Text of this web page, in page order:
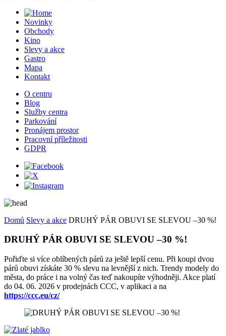
Novinky
Obchody
Kino
Slevy a akce
Gastro
Mapa
Kontakt
O centru
Blog
Služby centra
Parkování
Pronájem prostor
Pracovní příležitosti
GDPR
Domů Slevy a akce DRUHÝ PÁR OBUVI SE SLEVOU –30 %!
DRUHÝ PÁR OBUVI SE SLEVOU –30 %!
Pořiďte si více oblíbených párů za ještě lepší cenu. Při koupi dvou
párů obuvi získáte 30 % slevu na levnější z nich. Trendy modely do
města, do práce i na volný čas teď nakoupíte výhodněji. Akce platí
do 04. 06. 2026 v prodejnách CCC, v aplikaci a na
https://ccc.eu/cz/